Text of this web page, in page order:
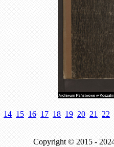
14 15 16 17 18 19 20 21 22
Copyright © 2015 -